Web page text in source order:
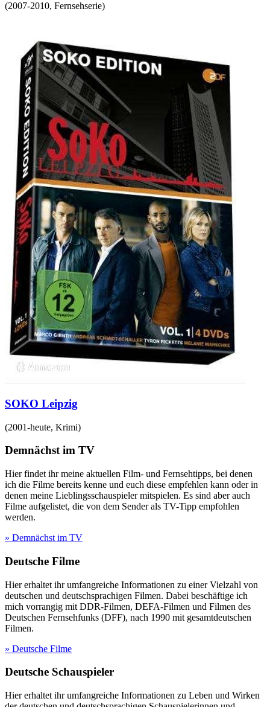
(2007-2010, Fernsehserie)
SOKO Leipzig
(2001-heute, Krimi)
Demnächst im TV
Hier findet ihr meine aktuellen Film- und Fernsehtipps, bei denen
ich die Filme bereits kenne und euch diese empfehlen kann oder in
denen meine Lieblingsschauspieler mitspielen. Es sind aber auch
Filme aufgelistet, die von dem Sender als TV-Tipp empfohlen
werden.
» Demnächst im TV
Deutsche Filme
Hier erhaltet ihr umfangreiche Informationen zu einer Vielzahl von
deutschen und deutschsprachigen Filmen. Dabei beschäftige ich
mich vorrangig mit DDR-Filmen, DEFA-Filmen und Filmen des
Deutschen Fernsehfunks (DFF), nach 1990 mit gesamtdeutschen
Filmen.
» Deutsche Filme
Deutsche Schauspieler
Hier erhaltet ihr umfangreiche Informationen zu Leben und Wirken